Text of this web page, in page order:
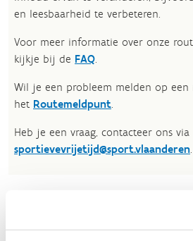
en leesbaarheid te verbeteren.​
Voor meer informatie over onze
kijkje bij de FAQ.
Wil je een probleem melden op een
het Routemeldpunt.
Heb je een vraag, contacteer ons via
sportievevrijetijd@sport.vlaanderen.​